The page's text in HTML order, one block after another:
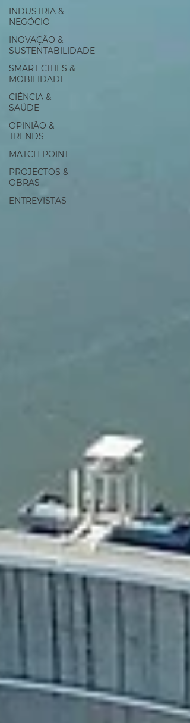
INDUSTRIA &
NEGÓCIO
INOVAÇÃO &
SUSTENTABILIDADE
SMART CITIES &
MOBILIDADE
CIÊNCIA &
SAÚDE
OPINIÃO &
TRENDS
MATCH POINT
PROJECTOS &
OBRAS
ENTREVISTAS